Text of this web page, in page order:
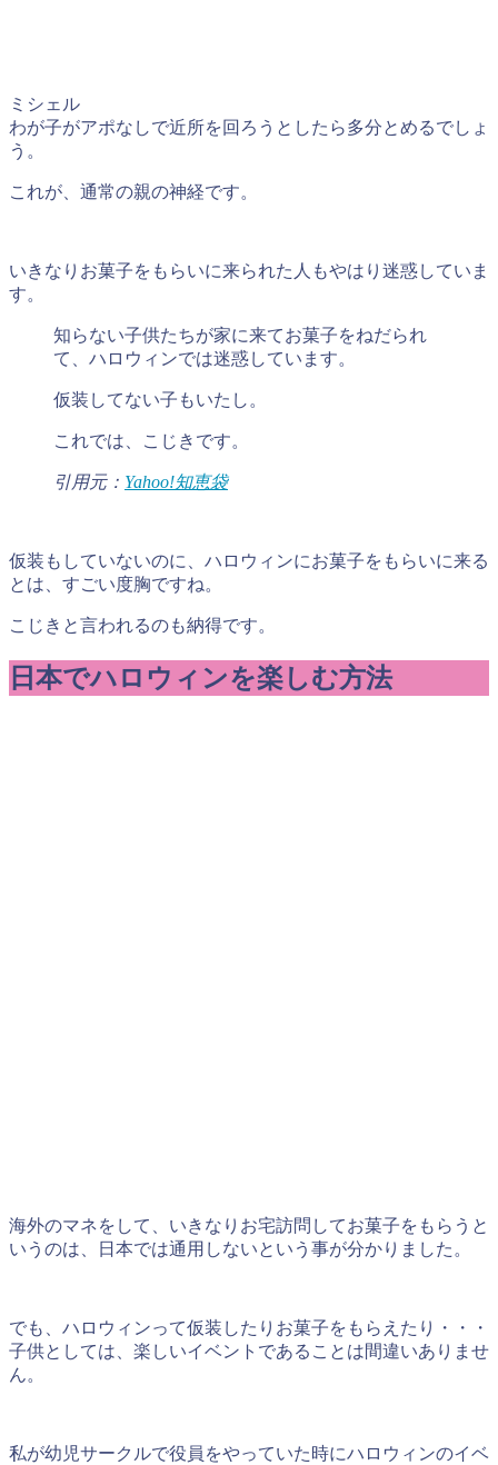
ミシェル
わが子がアポなしで近所を回ろうとしたら多分とめるでしょ
う。
これが、通常の親の神経です。
いきなりお菓子をもらいに来られた人もやはり迷惑していま
す。
知らない子供たちが家に来てお菓子をねだられ
て、ハロウィンでは迷惑しています。
仮装してない子もいたし。
これでは、こじきです。
引用元： Yahoo!知恵袋
仮装もしていないのに、ハロウィンにお菓子をもらいに来る
とは、すごい度胸ですね。
こじきと言われるのも納得です。
日本でハロウィンを楽しむ方法
海外のマネをして、いきなりお宅訪問してお菓子をもらうと
いうのは、日本では通用しないという事が分かりました。
でも、ハロウィンって仮装したりお菓子をもらえたり・・・
子供としては、楽しいイベントであることは間違いありませ
ん。
私が幼児サークルで役員をやっていた時にハロウィンのイベ